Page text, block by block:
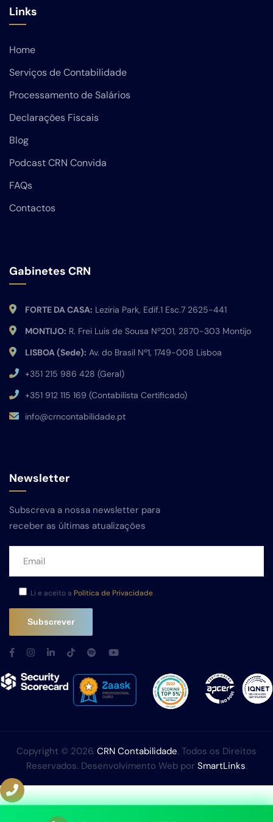
Links
Home
Serviços de Contabilidade
Processamento de Salários
Declarações Fiscais
Blog
Podcast CRN Convida
FAQs
Contactos
Gabinetes CRN
FORTE DA CASA: Leziria Park, Edif.1 Esc.7 2625-441
MONTIJO: R. Frei Luis de Sousa Nº201, 2870-303 Montijo
LISBOA (Sede): Av. do Brasil Nº1, 1749-008 Lisboa
+351 215 986 428 (Geral)
+351 912 115 169 (Contabilista Certificado)
info@crncontabilidade.pt
Newsletter
Subscreva a nossa newsletter para
receber as últimas atualizações
Li e aceito a Política de Privacidade
Copyright © 2026. CRN Contabilidade. Todos os Direitos
Reservados. Desenvolvimento Web por SmartLinks.